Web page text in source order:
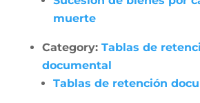
muerte
Category: Tablas de
documental
Tablas de retención